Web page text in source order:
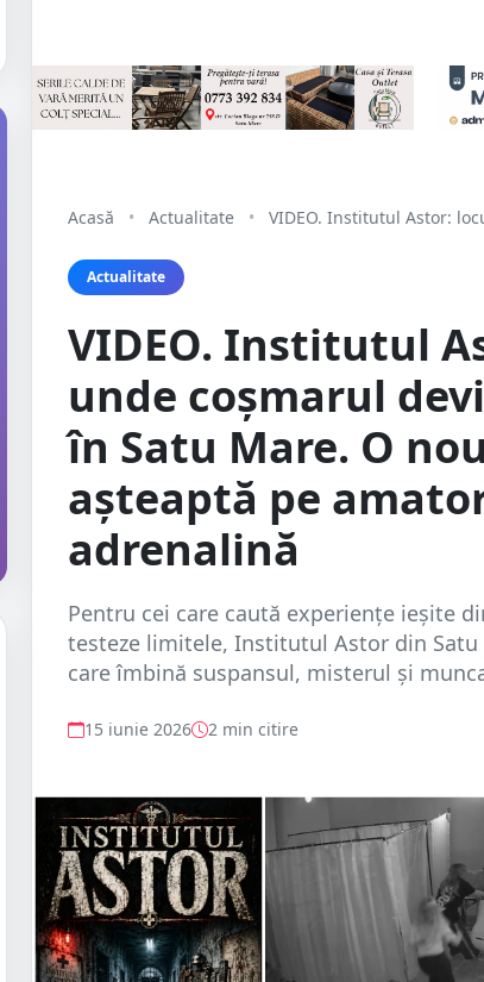
Acasă • Actualitate • VIDEO. Institutul Astor:
Actualitate
VIDEO. Institutul
unde coșmarul
în Satu Mare. O
așteaptă pe
adrenalină
Pentru cei care caută experiențe ieșite
testeze limitele, Institutul Astor din Satu
care îmbină suspansul, misterul și
15 iunie 2026 2 min citire